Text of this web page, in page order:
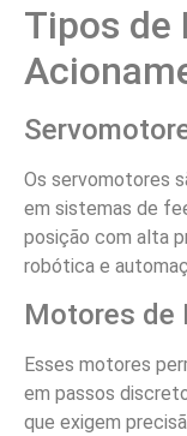
Tipos de
Os servomotores
em sistemas de
posição com alta
robótica e
Motores de
Esses motores
em passos
que exigem